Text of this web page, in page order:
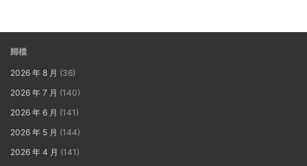
歸檔
2026 年 8 月 (36)
2026 年 7 月 (140)
2026 年 6 月 (141)
2026 年 5 月 (144)
2026 年 4 月 (141)